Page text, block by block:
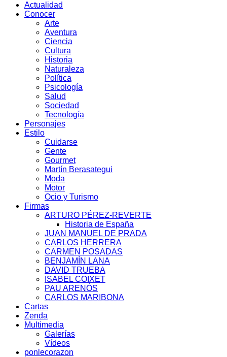
Actualidad
Conocer
Arte
Aventura
Ciencia
Cultura
Historia
Naturaleza
Política
Psicología
Salud
Sociedad
Tecnología
Personajes
Estilo
Cuidarse
Gente
Gourmet
Martín Berasategui
Moda
Motor
Ocio y Turismo
Firmas
ARTURO PÉREZ-REVERTE
Historia de España
JUAN MANUEL DE PRADA
CARLOS HERRERA
CARMEN POSADAS
BENJAMÍN LANA
DAVID TRUEBA
ISABEL COIXET
PAU ARENÓS
CARLOS MARIBONA
Cartas
Zenda
Multimedia
Galerías
Vídeos
ponlecorazon